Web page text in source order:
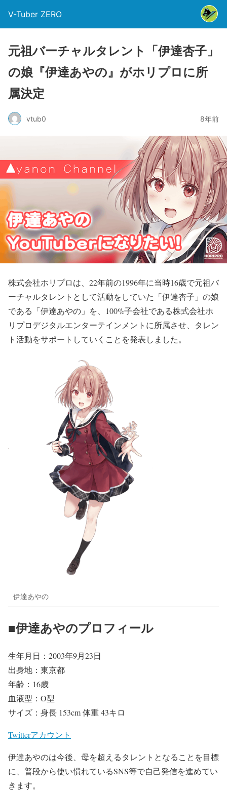
V-Tuber ZERO
元祖バーチャルタレント「伊達杏子」
の娘『伊達あやの』がホリプロに所
属決定
vtub0 8年前
株式会社ホリプロは、22年前の1996年に当時16歳で元祖バ
ーチャルタレントとして活動をしていた「伊達杏子」の娘
である「伊達あやの」を、100%子会社である株式会社ホ
リプロデジタルエンターテインメントに所属させ、タレン
ト活動をサポートしていくことを発表しました。
伊達あやの
■伊達あやのプロフィール
生年月日：2003年9月23日
出身地：東京都
年齢：16歳
血液型：O型
サイズ：身長 153cm 体重 43キロ
Twitterアカウント
伊達あやのは今後、母を超えるタレントとなることを目標
に、普段から使い慣れているSNS等で自己発信を進めてい
きます。